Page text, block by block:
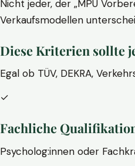
Nicht jeder, der „MPU
Verkaufsmodellen
Diese Kriterien sollte
Egal ob TÜV, DEKRA,
✓
Fachliche
Psycholog:innen oder